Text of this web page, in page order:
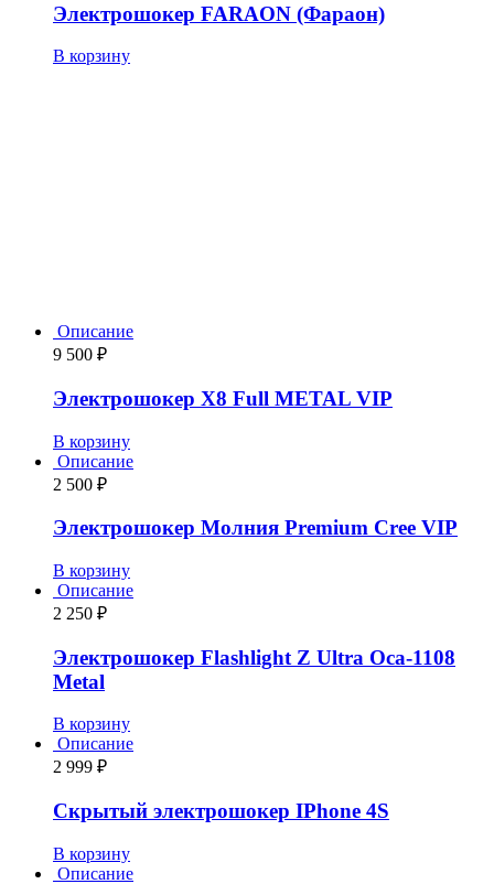
Электрошокер FARAON (Фараон)
В корзину
Описание
9 500 ₽
Электрошокер Х8 Full METAL VIP
В корзину
Описание
2 500 ₽
Электрошокер Молния Premium Cree VIP
В корзину
Описание
2 250 ₽
Электрошокер Flashlight Z Ultra Оса-1108
Metal
В корзину
Описание
2 999 ₽
Скрытый электрошокер IPhone 4S
В корзину
Описание